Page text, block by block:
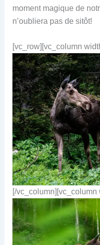
moment magique de
n’oubliera pas de sitôt!
[vc_row][vc_column
[/vc_column][vc_column